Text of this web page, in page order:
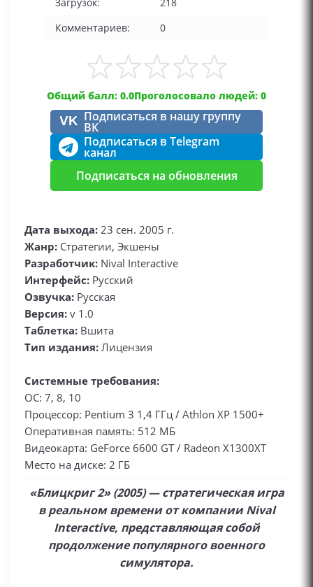
Комментариев:
0
Общий балл: 0.0Проголосовало людей: 0
VK Подписаться в нашу группу
ВК
Подписаться в Telegram
канал
Подписаться на обновления
Дата выхода: 23 сен. 2005 г.
Жанр: Стратегии, Экшены
Разработчик: Nival Interactive
Интерфейс: Русский
Озвучка: Русская
Версия: v 1.0
Таблетка: Вшита
Тип издания: Лицензия
Системные требования:
ОС: 7, 8, 10
Процессор: Pentium 3 1,4 ГГц / Athlon ХР 1500+
Оперативная память: 512 МБ
Видеокарта: GeForce 6600 GT / Radeon X1300XT
Место на диске: 2 ГБ
«Блицкриг 2» (2005) — стратегическая игра
в реальном времени от компании Nival
Interactive, представляющая собой
продолжение популярного военного
симулятора.